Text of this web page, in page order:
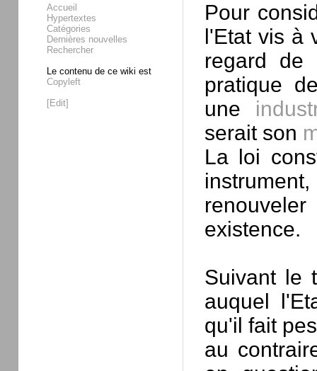
Accueil
Hypertextes
Catégories
Dernières nouvelles
Rechercher
Le contenu de ce wiki est
Copyleft
[Edit]
Pour
l'Etat vis à
regard
pratique
une
serait son
La loi
existence.
Suivant le
auquel
qu'il fait
au